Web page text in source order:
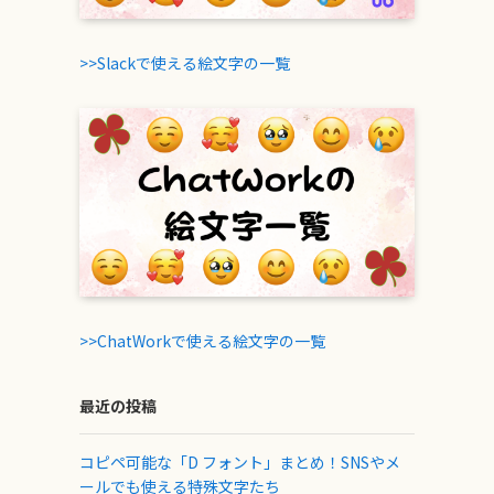
>>Slackで使える絵文字の一覧
>>ChatWorkで使える絵文字の一覧
最近の投稿
コピペ可能な「D フォント」まとめ！SNSやメ
ールでも使える特殊文字たち